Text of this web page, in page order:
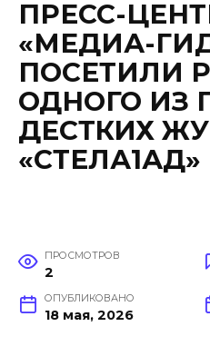
ПРЕСС-
«МЕДИА-
ПОСЕТИЛИ
ОДНОГО ИЗ
ДЕСТКИХ
«СТЕЛА1АД»
ПРОСМОТРОВ
2
ОПУБЛИКОВАНО
18 мая, 2026